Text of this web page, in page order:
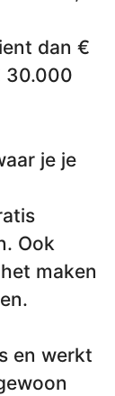
dan €
30.000
je je
Ook
maken
en werkt